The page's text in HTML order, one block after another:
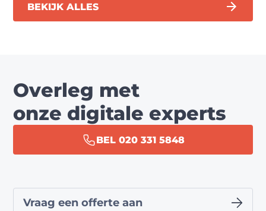
BEKIJK ALLES
Overleg met
onze digitale experts
BEL 020 331 5848
Vraag een offerte aan